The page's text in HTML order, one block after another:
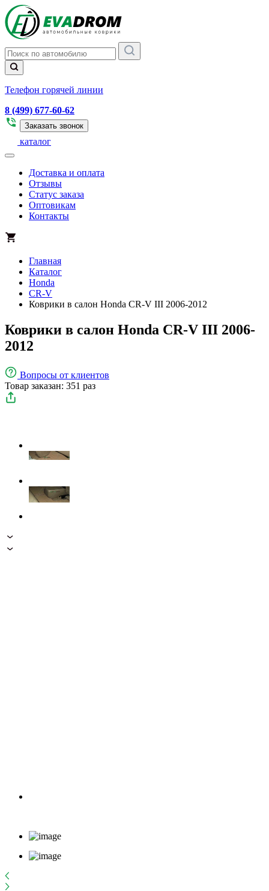
Телефон горячей линии
8 (499) 677-60-62
Заказать звонок
каталог
Доставка и оплата
Отзывы
Статус заказа
Оптовикам
Контакты
Главная
Каталог
Honda
CR-V
Коврики в салон Honda CR-V III 2006-2012
Коврики в салон Honda CR-V III 2006-
2012
Вопросы от клиентов
Товар заказан: 351 раз